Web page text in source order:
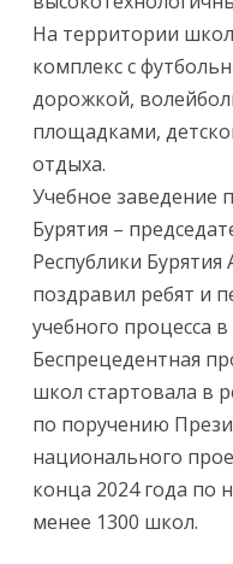
На территории
комплекс с
дорожкой,
площадками,
отдыха.
Учебное заведение
Бурятия –
Республики
поздравил ребят и
учебного процесса
Беспрецедентная
школ стартовала в
по поручению
национального
конца 2024 года по
менее 1300 школ.